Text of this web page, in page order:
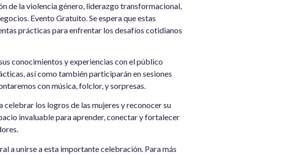
de la violencia género, liderazgo transformacional,
Evento Gratuito. Se espera que estas
prácticas para enfrentar los desafíos cotidianos
conocimientos y experiencias con el público
así como también participarán en sesiones
con música, folclor, y sorpresas.
los logros de las mujeres y reconocer su
invaluable para aprender, conectar y fortalecer
a unirse a esta importante celebración. Para más